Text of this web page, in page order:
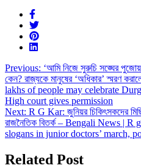
Post
navigation
Previous: ‘আমি নিজে সুরুচি সঙ্ঘের পুজোয়
কেন? রাজ্যকে মানুষের ‘অধিকার’ স্মরণ
lakhs of people may celebrate
High court gives permission
Next: R G Kar: জুনিয়র চিকিৎসকদের
রাজনৈতিক বিতর্ক – Bengali News |
slogans in junior doctors’ march,
Related Post